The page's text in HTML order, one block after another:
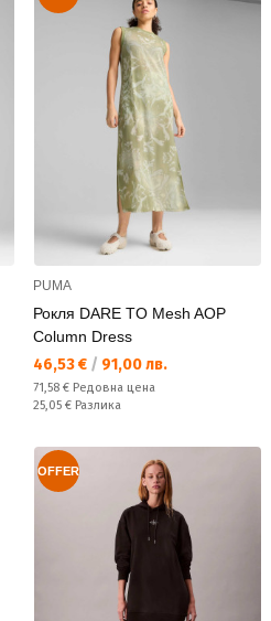
PUMA
Рокля DARE TO Mesh AOP
Column Dress
Текуща цена:
46,53 € / 91,00 лв.
Редовна цена:
71,58 € Редовна цена
Спестявате:
25,05 € Разлика
OFFER